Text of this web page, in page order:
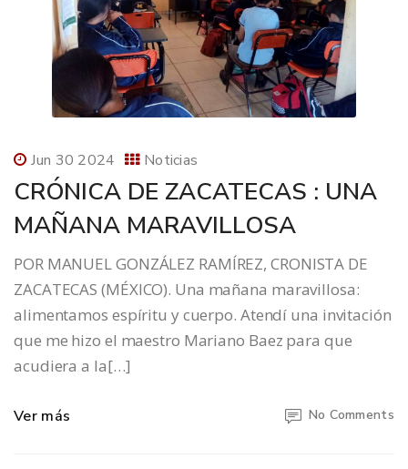
Jun 30 2024 Noticias
CRÓNICA DE ZACATECAS : UNA
MAÑANA MARAVILLOSA
POR MANUEL GONZÁLEZ RAMÍREZ, CRONISTA DE
ZACATECAS (MÉXICO). Una mañana maravillosa:
alimentamos espíritu y cuerpo. Atendí una invitación
que me hizo el maestro Mariano Baez para que
acudiera a la[…]
Ver más No Comments